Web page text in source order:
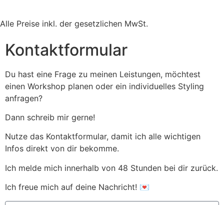
Alle Preise inkl. der gesetzlichen MwSt.
Kontaktformular
Du hast eine Frage zu meinen Leistungen, möchtest
einen Workshop planen oder ein individuelles Styling
anfragen?
Dann schreib mir gerne!
Nutze das Kontaktformular, damit ich alle wichtigen
Infos direkt von dir bekomme.
Ich melde mich innerhalb von 48 Stunden bei dir zurück.
Ich freue mich auf deine Nachricht! 💌